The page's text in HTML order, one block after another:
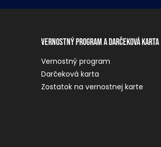
Vernostný program a darčeková karta
Vernostný program
Darčeková karta
Zostatok na vernostnej karte